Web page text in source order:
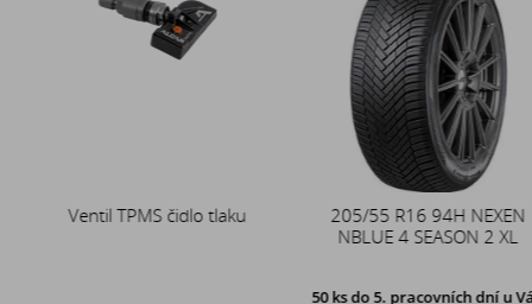
Ventil TPMS čidlo tlaku
205/55 R16 94H NEXEN
NBLUE 4 SEASON 2 XL
50 ksdo 5. pracovních dní u Vás,
Duše 12x4 (4.00-4) kovový
zahnutý ventil TR87